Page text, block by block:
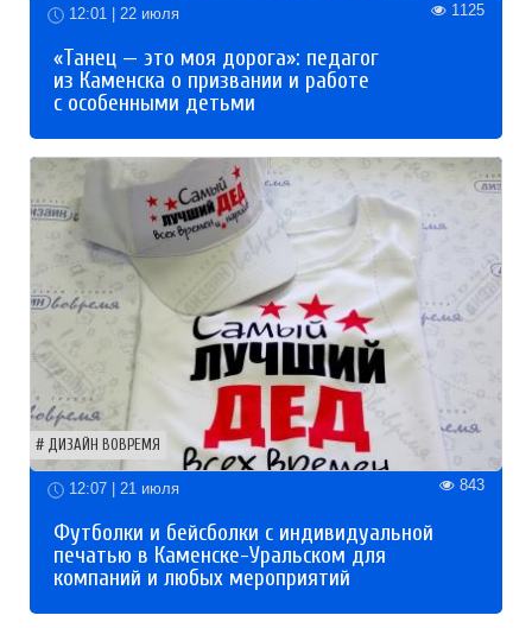
12:01 | 22 июля 1125
«Танец — это моя дорога»: педагог
из Каменска о призвании и работе
с особенными детьми
ДИЗАЙН ВОВРЕМЯ
12:07 | 21 июля 843
Футболки и бейсболки с индивидуальной
печатью в Каменске-Уральском для
компаний и любых мероприятий